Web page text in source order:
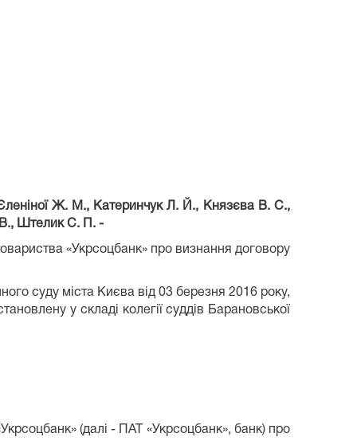
Ж. М., Катеринчук Л. Й., Князєва В. С.,
В., Штелик С. П. -
«Укрсоцбанк» про визнання договору
суду міста Києва від 03 березня 2016 року,
у складі колегії суддів Барановської
(далі - ПАТ «Укрсоцбанк», банк) про